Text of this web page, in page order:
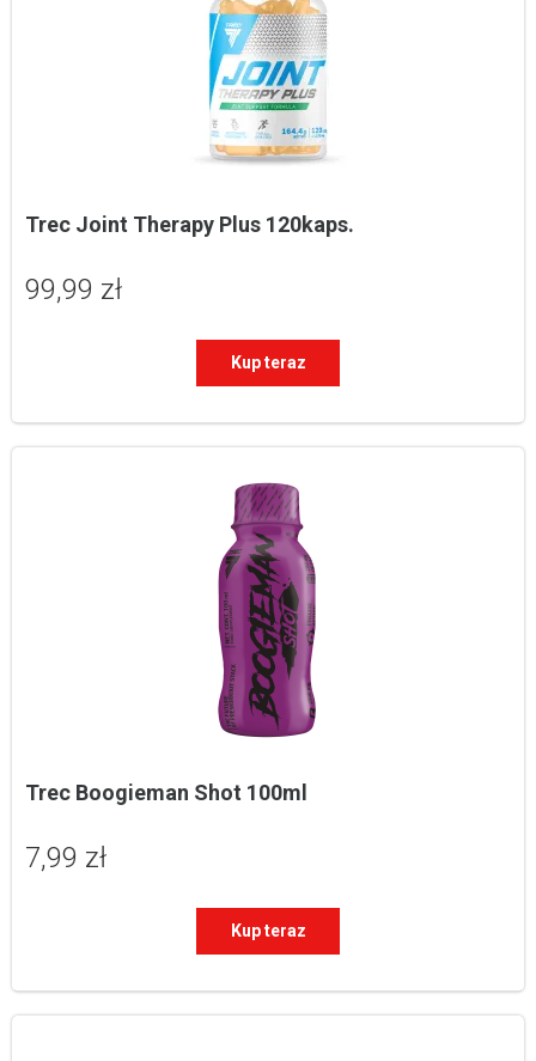
Trec Joint Therapy Plus 120kaps.
99,99 zł
Kup teraz
Trec Boogieman Shot 100ml
7,99 zł
Kup teraz